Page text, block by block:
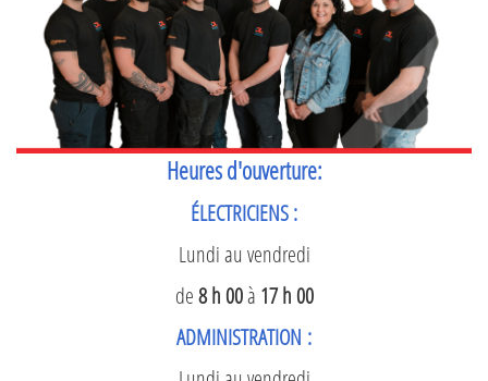
Heures d'ouverture:
ÉLECTRICIENS :
Lundi au vendredi
de8 h 00à 17 h 00
ADMINISTRATION :